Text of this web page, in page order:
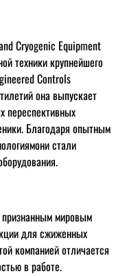
Cryogenic Equipment
техники крупнейшего
Controls
она выпускает
переспективных
Благодаря опытным
стали
мировым
для сжиженных
компанией отличается
в работе.